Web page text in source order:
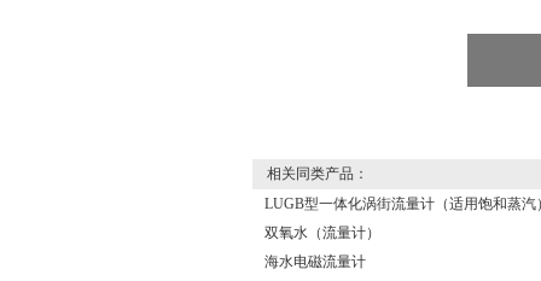
相关同类产品：
LUGB型一体化涡街流量计（适用饱和蒸汽
双氧水（流量计）
海水电磁流量计